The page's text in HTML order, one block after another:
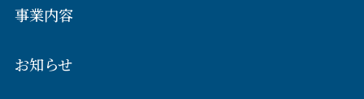
事業内容
お知らせ